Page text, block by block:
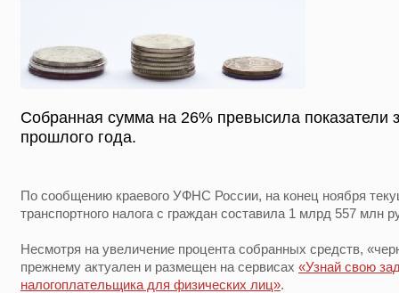
Собранная сумма на 26% превысила показатели
прошлого года.
По сообщению краевого УФНС России, на конец ноября
транспортного налога с граждан составила 1 млрд 557 млн
Несмотря на увеличение процента собранных средств,
прежнему актуален и размещен на сервисах «Узнай свою
налогоплательщика для физических лиц».